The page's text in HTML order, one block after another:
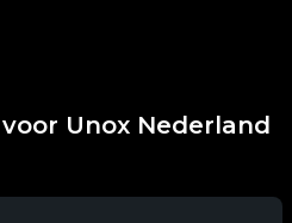
Unox Nederland